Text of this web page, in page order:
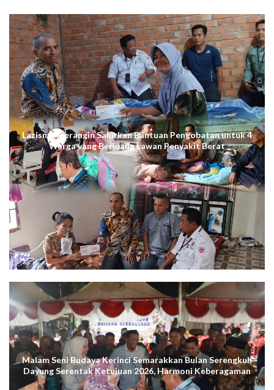
Lazismu Merangin Salurkan Bantuan Pengobatan untuk 4
Warga yang Berjuang Lawan Penyakit Berat
Malam Seni Budaya Kerinci Semarakkan Bulan Serengkuh
Dayung Serentak Ketujuan 2026, Harmoni Keberagaman
Terus Menggema di Kuala Tungkal